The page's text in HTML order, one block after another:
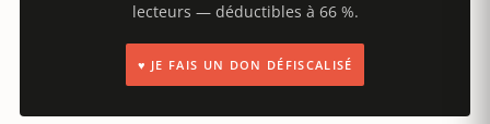
lecteurs — déductibles à 66 %.
♥ JE FAIS UN DON DÉFISCALISÉ